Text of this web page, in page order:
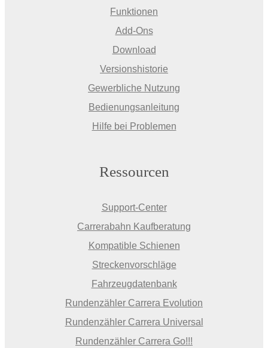
Funktionen
Add-Ons
Download
Versionshistorie
Gewerbliche Nutzung
Bedienungsanleitung
Hilfe bei Problemen
Ressourcen
Support-Center
Carrerabahn Kaufberatung
Kompatible Schienen
Streckenvorschläge
Fahrzeugdatenbank
Rundenzähler Carrera Evolution
Rundenzähler Carrera Universal
Rundenzähler Carrera Go!!!